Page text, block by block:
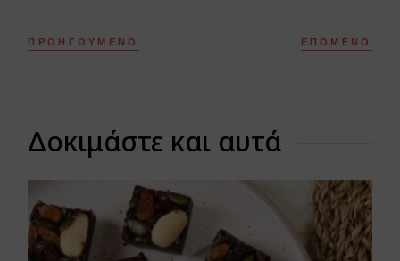
ΠΡΟΗΓΟΎΜΕΝΟ ΕΠΌΜΕΝΟ
Δοκιμάστε και αυτά